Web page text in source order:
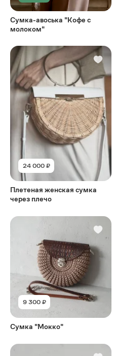
Сумка-авоська "Кофе с
молоком"
24 000 ₽
Плетеная женская сумка
через плечо
9 300 ₽
Сумка "Мокко"